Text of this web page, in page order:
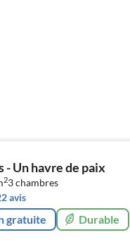
Un havre de paix
23chambres
avis
gratuite Durable